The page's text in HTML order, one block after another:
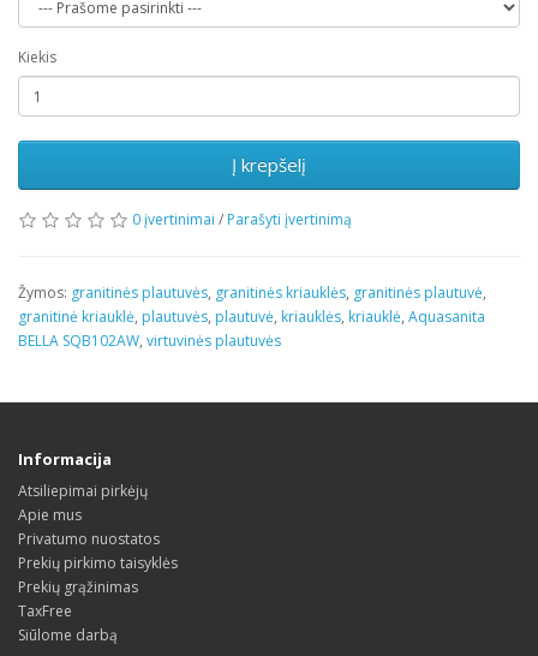
Kiekis
Į krepšelį
0 įvertinimai / Parašyti įvertinimą
Žymos: granitinės plautuvės, granitinės kriauklės, granitinės plautuvė,
granitinė kriauklė, plautuvės, plautuvė, kriauklės, kriauklė, Aquasanita
BELLA SQB102AW, virtuvinės plautuvės
Informacija
Atsiliepimai pirkėjų
Apie mus
Privatumo nuostatos
Prekių pirkimo taisyklės
Prekių grąžinimas
TaxFree
Siūlome darbą